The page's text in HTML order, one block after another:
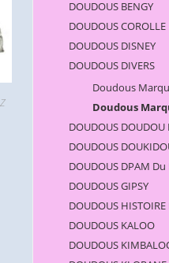
DOUDOUS BENGY
DOUDOUS COROLLE
DOUDOUS DISNEY
DOUDOUS DIVERS
Doudous
Doudous
DOUDOUS DOUDOU
DOUDOUS
DOUDOUS DPAM
DOUDOUS GIPSY
DOUDOUS HISTOIRE
DOUDOUS KALOO
DOUDOUS